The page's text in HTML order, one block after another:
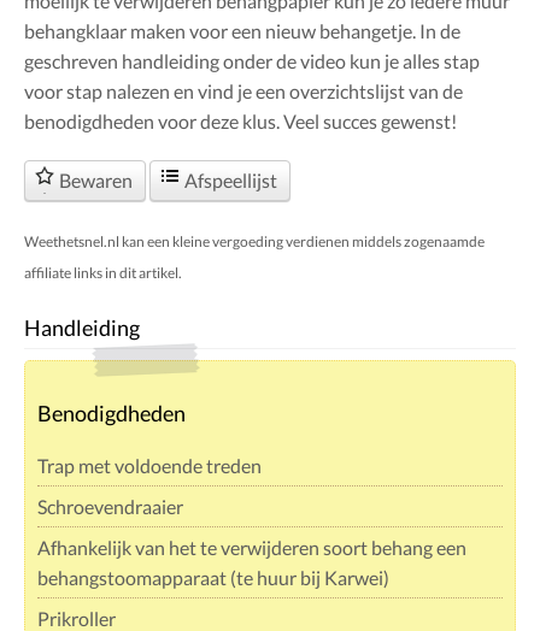
behangklaar maken voor een nieuw behangetje. In de
geschreven handleiding onder de video kun je alles stap
voor stap nalezen en vind je een overzichtslijst van de
benodigdheden voor deze klus. Veel succes gewenst!
Bewaren Afspeellijst
Weethetsnel.nl kan een kleine vergoeding verdienen middels zogenaamde
affiliate links in dit artikel.
Handleiding
Benodigdheden
Trap met voldoende treden
Schroevendraaier
Afhankelijk van het te verwijderen soort behang een
behangstoomapparaat (te huur bij Karwei)
Prikroller